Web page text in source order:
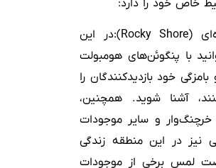
خاص خود را دارد:
ساحل صخره‌ای (Rocky Shore):در این
با پنگوئن‌های هومبولت
خود بازدیدکنندگان را
آشنا شوید. همچنین،
و سایر موجودات
نیز در این منطقه زندگی
لمس برخی از موجودات